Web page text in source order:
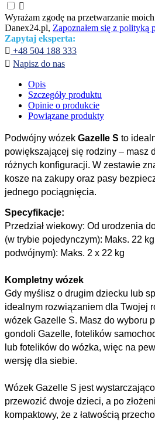

Wyrażam zgodę na przetwarzanie
Danex24.pl, Zapoznałem się z polityką
Zapytaj eksperta:
 +48 504 188 333
 Napisz do nas
Opis
Szczegóły produktu
Opinie o produkcie
Powiązane produkty
Podwójny wózek Gazelle S to
powiększającej się rodziny – masz
różnych konfiguracji. W zestawie
kosze na zakupy oraz pasy
jednego pociągnięcia.
Specyfikacje:
Przedział wiekowy: Od urodzenia
(w trybie pojedynczym): Maks. 22 kg
podwójnym): Maks. 2 x 22 kg
Kompletny wózek
Gdy myślisz o drugim dziecku lub
idealnym rozwiązaniem dla Twojej
wózek Gazelle S. Masz do wyboru
gondoli Gazelle, fotelików
lub fotelików do wózka, więc na
wersję dla siebie.
Wózek Gazelle S jest wystarczająco
przewozić dwoje dzieci, a po
kompaktowy, że z łatwością